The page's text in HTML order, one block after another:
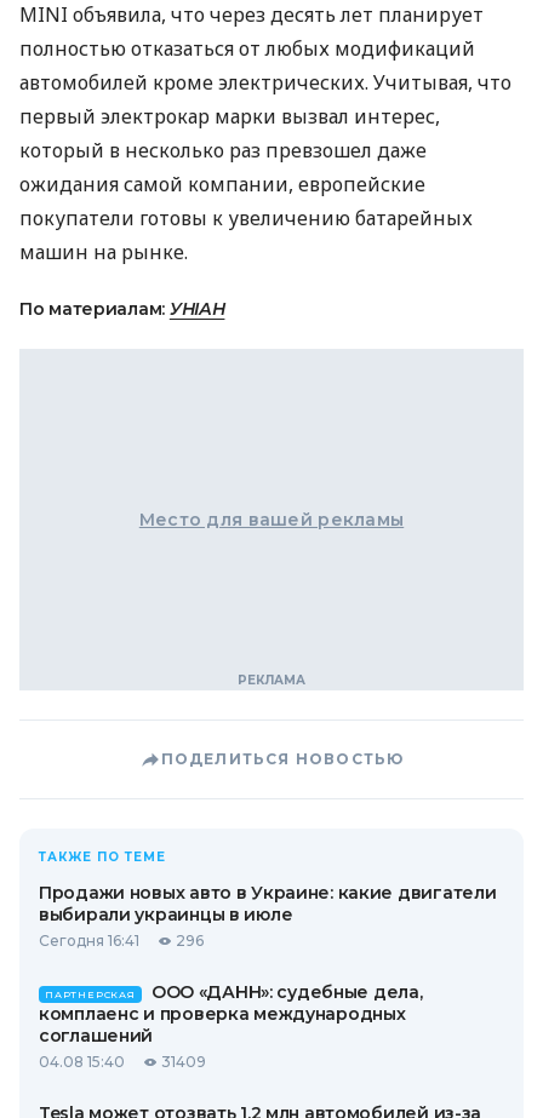
MINI объявила, что через десять лет планирует
полностью отказаться от любых модификаций
автомобилей кроме электрических. Учитывая, что
первый электрокар марки вызвал интерес,
который в несколько раз превзошел даже
ожидания самой компании, европейские
покупатели готовы к увеличению батарейных
машин на рынке.
По материалам: УНІАН
Место для вашей рекламы
ПОДЕЛИТЬСЯ НОВОСТЬЮ
ТАКЖЕ ПО ТЕМЕ
Продажи новых авто в Украине: какие двигатели
выбирали украинцы в июле
Сегодня 16:41 296
ПАРТНЕРСКАЯ
ООО «ДАНН»: судебные дела,
комплаенс и проверка международных
соглашений
04.08 15:40 31409
Tesla может отозвать 1,2 млн автомобилей из-за